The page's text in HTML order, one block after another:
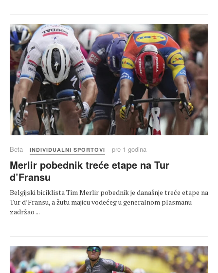
Beta INDIVIDUALNI SPORTOVI pre 1 godina
Merlir pobednik treće etape na Tur
d’Fransu
Belgijski biciklista Tim Merlir pobednik je današnje treće etape na
Tur d’Fransu, a žutu majicu vodećeg u generalnom plasmanu
zadržao ...